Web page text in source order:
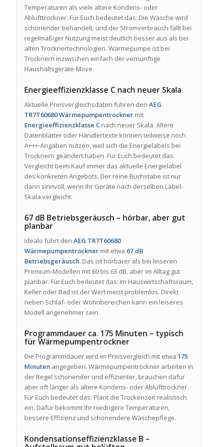
Temperaturen als viele ältere Kondens- oder
Ablufttrockner. Für Euch bedeutet das: Die Wäsche wird
schonender behandelt, und der Stromverbrauch fällt bei
regelmäßiger Nutzung meist deutlich besser aus als bei
alten Trocknertechnologien. Wärmepumpe ist bei
Trocknern inzwischen einfach der vernünftige
Haushaltsgeräte-Move.
Energieeffizienzklasse C nach neuer Skala
Aktuelle Preisvergleichsdaten führen den AEG
TR7T60680 Wärmepumpentrocknermit
Energieeffizienzklasse Cnach neuer Skala. Ältere
Datenblätter oder Händlertexte können teilweise noch
A+++-Angaben nutzen, weil sich die Energielabels bei
Trocknern geändert haben. Für Euch bedeutet das:
Vergleicht beim Kauf immer das aktuelle Energielabel
des konkreten Angebots. Der reine Buchstabe ist nur
dann sinnvoll, wenn Ihr Geräte nach derselben Label-
Skala vergleicht.
67 dB Betriebsgeräusch – hörbar, aber gut
planbar
Idealo führt den AEG TR7T60680
Wärmepumpentrocknermit etwa 67 dB
Betriebsgeräusch. Das ist hörbarer als bei leiseren
Premium-Modellen mit 60 bis 63 dB, aber im Alltag gut
planbar. Für Euch bedeutet das: Im Hauswirtschaftsraum,
Keller oder Bad ist der Wert meist problemlos. Direkt
neben Schlaf- oder Wohnbereichen kann ein leiseres
Modell angenehmer sein.
Programmdauer ca. 175 Minuten – typisch
für Wärmepumpentrockner
Die Programmdauer wird im Preisvergleich mit etwa 175
Minuten angegeben. Wärmepumpentrockner arbeiten in
der Regel schonender und effizienter, brauchen dafür
aber oft länger als ältere Kondens- oder Ablufttrockner.
Für Euch bedeutet das: Plant die Trockenzeit realistisch
ein. Dafür bekommt Ihr niedrigere Temperaturen,
bessere Effizienz und schonendere Wäschepflege.
Kondensationseffizienzklasse B –